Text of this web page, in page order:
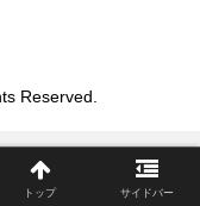
Reserved.
トップ サイドバー